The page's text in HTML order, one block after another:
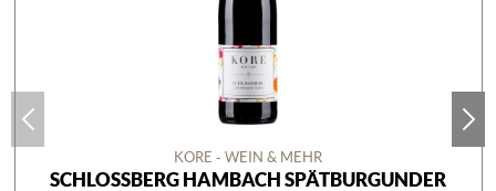
KORE - WEIN & MEHR
SCHLOSSBERG HAMBACH SPÄTBURGUNDER